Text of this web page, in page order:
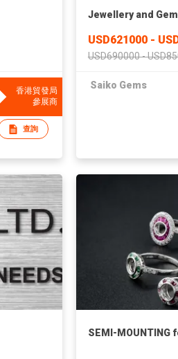
香港貿發局
參展商
查詢
Jewellery and
USD621000 -
USD690000 -
Saiko Gems
SEMI-